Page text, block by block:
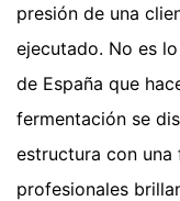
presión de una
ejecutado. No es
de España que
fermentación se
estructura con una
profesionales